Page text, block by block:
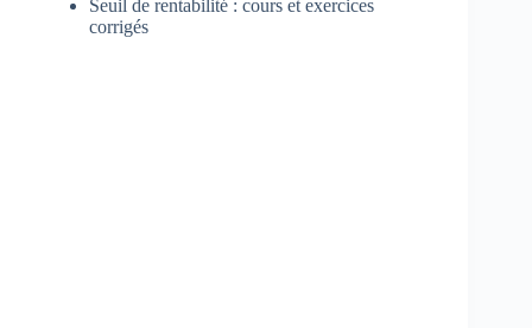
Seuil de rentabilité : cours et exercices
corrigés